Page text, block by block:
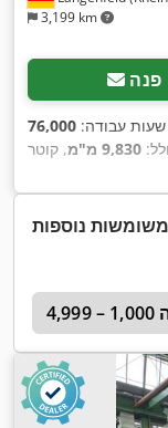
3,199 km
פנה
עבודה:
9,830 מ"מ
, קוטר
סמ"ק,
נוספות